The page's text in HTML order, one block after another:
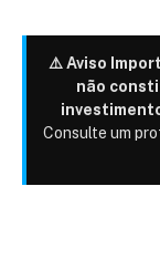
⚠️ Aviso
não
Consulte um